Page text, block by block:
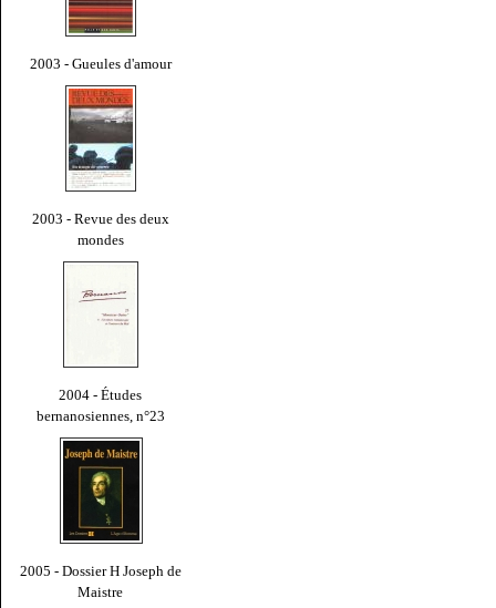
2003 - Gueules d'amour
2003 - Revue des deux
mondes
2004 - Études
bernanosiennes, n°23
2005 - Dossier H Joseph de
Maistre